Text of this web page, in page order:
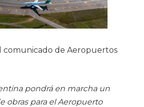
comunicado de Aeropuertos
pondrá en marcha un
obras para el Aeropuerto